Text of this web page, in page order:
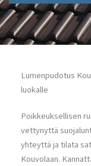
Lumenpudotus
luokalle
Poikkeuksellisen
vettynyttä
yhteyttä ja tilata
Kouvolaan.